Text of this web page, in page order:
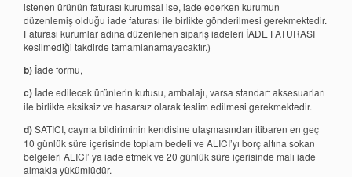
istenen ürünün faturası kurumsal ise, iade ederken kurumun
düzenlemiş olduğu iade faturası ile birlikte gönderilmesi gerekmektedir.
Faturası kurumlar adına düzenlenen sipariş iadeleri İADE FATURASI
kesilmediği takdirde tamamlanamayacaktır.)
b) İade formu,
c) İade edilecek ürünlerin kutusu, ambalajı, varsa standart aksesuarları
ile birlikte eksiksiz ve hasarsız olarak teslim edilmesi gerekmektedir.
d)SATICI, cayma bildiriminin kendisine ulaşmasından itibaren en geç
10 günlük süre içerisinde toplam bedeli ve ALICI’yı borç altına sokan
belgeleri ALICI’ ya iade etmek ve 20 günlük süre içerisinde malı iade
almakla yükümlüdür.